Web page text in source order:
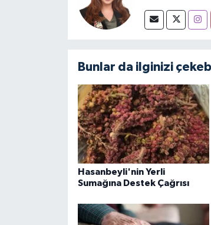
Bunlar da ilginizi
Hasanbeyli'nin Yerli
Sumağına Destek Çağrısı